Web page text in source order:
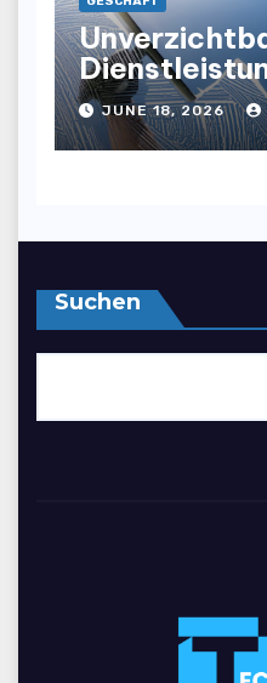
benötigt,
und
JUNE 18, 2026
Suchen